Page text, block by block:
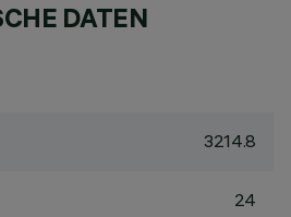
DATEN
3214.8
24